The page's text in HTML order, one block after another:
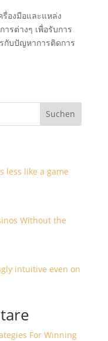
รื่องมือและแหล่ง
รต่างๆ เพื่อรับการ
กับปัญหาการติดการ
Suchen
less like a game
Without the
intuitive even on
For Winning